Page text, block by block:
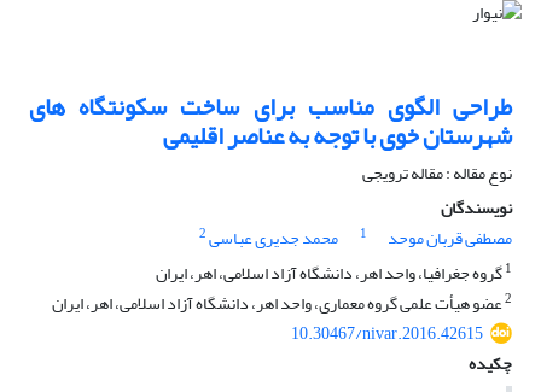
طراحی الگوی مناسب برای ساخت سکونتگاه های
شهرستان خوی با توجه به عناصر اقلیمی
نوع مقاله : مقاله ترویجی
نویسندگان
مصطفی قربان موحد
1 محمد جدیری عباسی2
1گروه جغرافیا، واحد اهر، دانشگاه آزاد اسلامی، اهر، ایران
2عضو هیأت علمی گروه معماری، واحد اهر، دانشگاه آزاد اسلامی، اهر، ایران
10.30467/nivar.2016.42615
چکیده